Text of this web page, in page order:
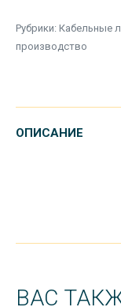
Рубрики: Кабельные
производство
ОПИСАНИЕ
ВАС